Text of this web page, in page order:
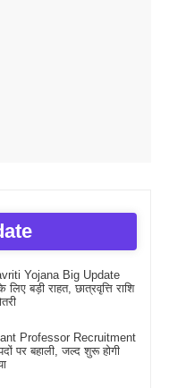
Yojana Big Update
बड़ी राहत, छात्रवृत्ति राशि
Professor Recruitment
पर बहाली, जल्द शुरू होगी